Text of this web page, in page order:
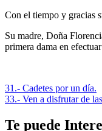
Con el tiempo y gracias
Su madre, Doña
primera dama en
Navegación
de
entradas
31.- Cadetes por un día.
33.- Ven a disfrutar de
Te puede